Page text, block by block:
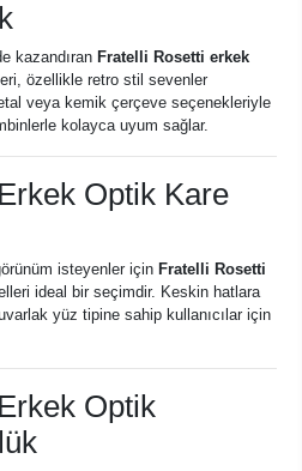
kazandıran Fratelli Rosetti erkek
özellikle retro stil sevenler
veya kemik çerçeve seçenekleriyle
kolayca uyum sağlar.
Optik Kare
isteyenler için Fratelli Rosetti
ideal bir seçimdir. Keskin hatlara
yüz tipine sahip kullanıcılar için
Optik